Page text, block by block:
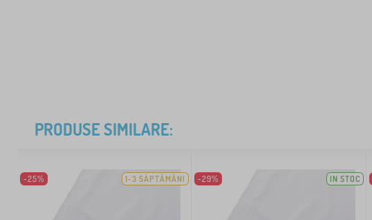
PRODUSE SIMILARE:
-25% 1-3 SĂPTĂMÂNI -29% IN STOC